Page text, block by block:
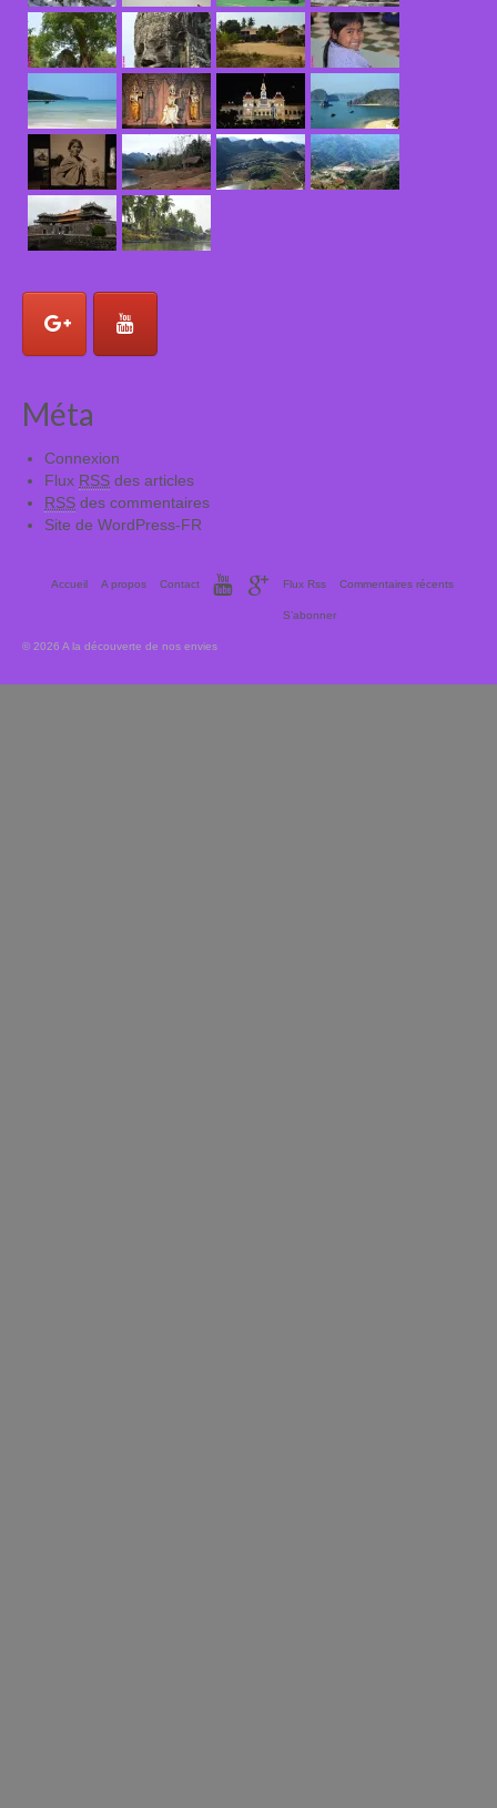
Méta
Connexion
Flux RSS des articles
RSS des commentaires
Site de WordPress-FR
Accueil A propos Contact Flux Rss Commentaires récents
S’abonner
© 2026 A la découverte de nos envies